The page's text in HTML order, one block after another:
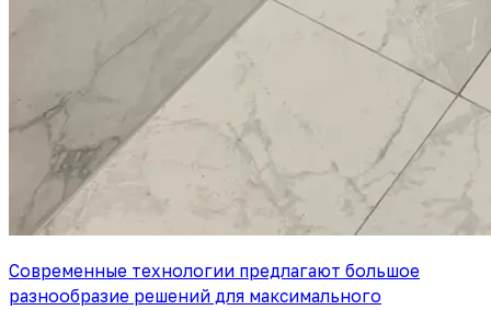
Современные технологии предлагают большое
разнообразие решений для максимального